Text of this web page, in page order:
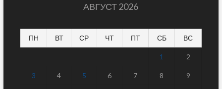
АВГУСТ 2026
ПН ВТ СР ЧТ ПТ СБ ВС
1 2
3 4 5 6 7 8 9